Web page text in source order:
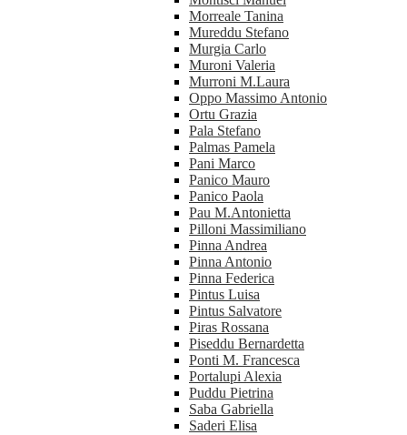
Morreale Tanina
Mureddu Stefano
Murgia Carlo
Muroni Valeria
Murroni M.Laura
Oppo Massimo Antonio
Ortu Grazia
Pala Stefano
Palmas Pamela
Pani Marco
Panico Mauro
Panico Paola
Pau M.Antonietta
Pilloni Massimiliano
Pinna Andrea
Pinna Antonio
Pinna Federica
Pintus Luisa
Pintus Salvatore
Piras Rossana
Piseddu Bernardetta
Ponti M. Francesca
Portalupi Alexia
Puddu Pietrina
Saba Gabriella
Saderi Elisa